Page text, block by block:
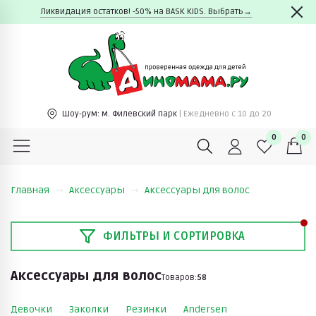
Ликвидация остатков! -50% на BASK KIDS. Выбрать→
Шоу-рум: м. Филевский парк | Ежедневно c 10 до 20
0 0
Главная Аксессуары Аксессуары для волос
ФИЛЬТРЫ И СОРТИРОВКА
Аксессуары для волосТоваров:58
Девочки Заколки Резинки Andersen